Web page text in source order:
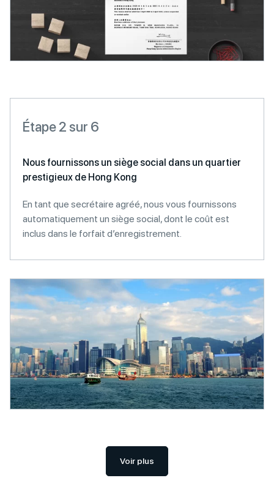
Étape 2 sur 6
Nous fournissons un siège social dans un quartier
prestigieux de Hong Kong
En tant que secrétaire agréé, nous vous fournissons
automatiquement un siège social, dont le coût est
inclus dans le forfait d’enregistrement.
Voir plus